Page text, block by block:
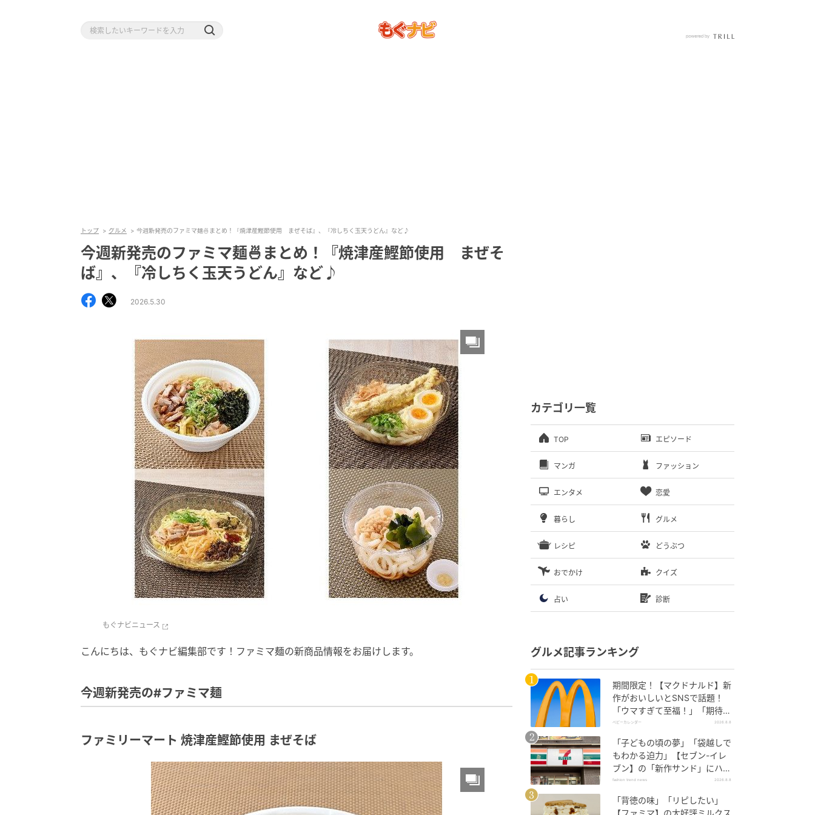
トップ グルメ 今週新発売のファミマ麺🍜まとめ！『焼津産鰹節使用 まぜそば』、『冷しちく玉天うどん』など♪
今週新発売のファミマ麺🍜まとめ！『焼津産鰹節使用 まぜそ
ば』、『冷しちく玉天うどん』など♪
2026.5.30
もぐナビニュース
こんにちは、もぐナビ編集部です！ファミマ麺の新商品情報をお届けします。
今週新発売の#ファミマ麺
ファミリーマート 焼津産鰹節使用 まぜそば
カテゴリ一覧
TOP エピソード
マンガ ファッション
エンタメ 恋愛
暮らし グルメ
レシピ どうぶつ
おでかけ クイズ
占い 診断
グルメ記事ランキング
期間限定！【マクドナルド】新
作がおいしいとSNSで話題！
「ウマすぎて至福！」「期待以
上♡」
ベビーカレンダー 2026.8.8
「子どもの頃の夢」「袋越しで
もわかる迫力」【セブン-イレ
ブン】の「新作サンド」にハマ
りそう！
fashion trend news 2026.8.8
「背徳の味」「リピしたい」
【ファミマ】の大好評ミルクス